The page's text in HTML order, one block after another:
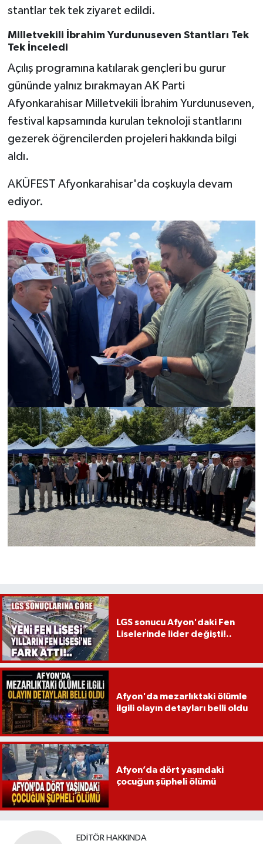
stantlar tek tek ziyaret edildi.
Milletvekili İbrahim Yurdunuseven Stantları Tek
Tek İnceledi
Açılış programına katılarak gençleri bu gurur
gününde yalnız bırakmayan AK Parti
Afyonkarahisar Milletvekili İbrahim Yurdunuseven,
festival kapsamında kurulan teknoloji stantlarını
gezerek öğrencilerden projeleri hakkında bilgi
aldı.
AKÜFEST Afyonkarahisar'da coşkuyla devam
ediyor.
LGS sonucu Afyon'daki Fen
Liselerinde lider değişti!..
Afyon'da mezarlıktaki ölümle
ilgili olayın detayları belli oldu
Afyon’da dört yaşındaki
çocuğun şüpheli ölümü
EDITÖR HAKKINDA